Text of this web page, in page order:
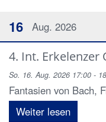
16 Aug. 2026
4. Int.
So. 16. Aug. 2026 17:00 -
Fantasien von Bach,
Weiter lesen